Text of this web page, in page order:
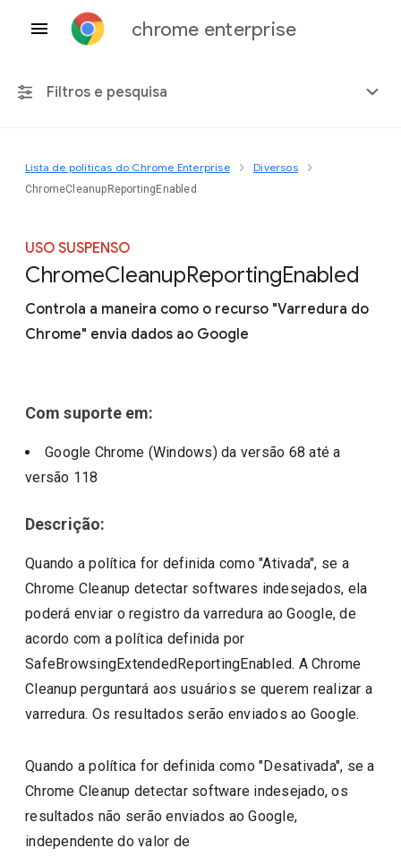
chrome enterprise
Filtros e pesquisa
Qualquer plataforma
Incluir políticas suspensas
Lista de políticas do Chrome Enterprise Diversos
ChromeCleanupReportingEnabled
USO SUSPENSO
ChromeCleanupReportingEnabled
Controla a maneira como o recurso "Varredura do
Chrome" envia dados ao Google
Com suporte em:
Google Chrome (Windows)da versão 68até a
versão 118
Descrição:
Quando a política for definida como "Ativada", se a
Chrome Cleanup detectar softwares indesejados, ela
poderá enviar o registro da varredura ao Google, de
acordo com a política definida por
SafeBrowsingExtendedReportingEnabled. A Chrome
Cleanup perguntará aos usuários se querem realizar a
varredura. Os resultados serão enviados ao Google.
Quando a política for definida como "Desativada", se a
Chrome Cleanup detectar software indesejado, os
resultados não serão enviados ao Google,
independente do valor de